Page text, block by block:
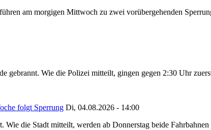
am morgigen Mittwoch zu zwei vorübergehenden
gebrannt. Wie die Polizei mitteilt, gingen gegen 2:30 Uhr
folgt Sperrung Di, 04.08.2026 - 14:00
die Stadt mitteilt, werden ab Donnerstag beide